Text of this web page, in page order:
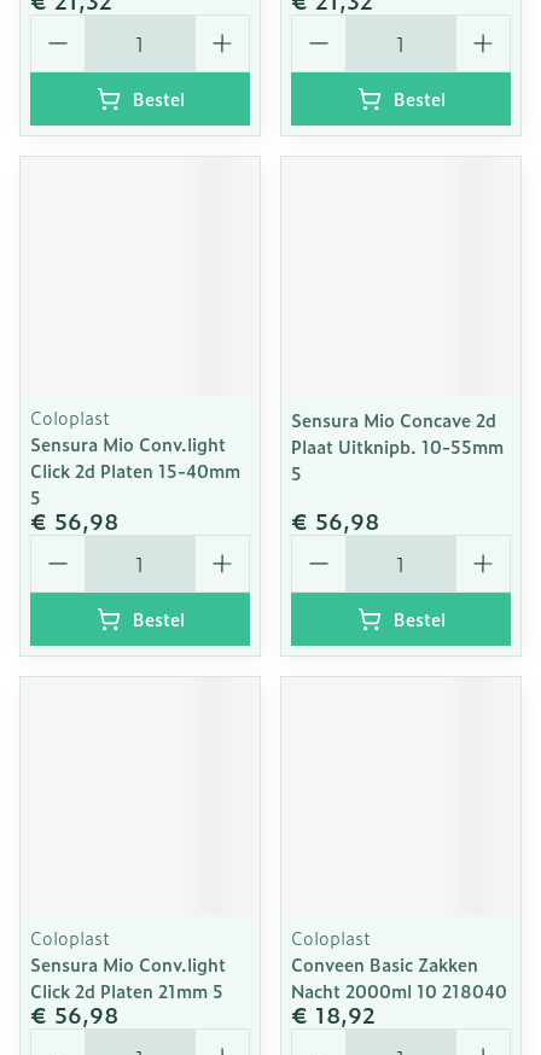
Aantal
Bestel
Aantal
Bestel
Coloplast
Sensura Mio Conv.light
Click 2d Platen 15-40mm
5
€ 56,98
Aantal
Bestel
Sensura Mio Concave 2d
Plaat Uitknipb. 10-55mm
5
€ 56,98
Aantal
Bestel
Coloplast
Sensura Mio Conv.light
Click 2d Platen 21mm 5
€ 56,98
Aantal
Coloplast
Conveen Basic Zakken
Nacht 2000ml 10 218040
€ 18,92
Aantal